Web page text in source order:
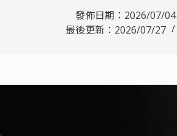
發佈日期： 2026/07/04
最後更新： 2026/07/27